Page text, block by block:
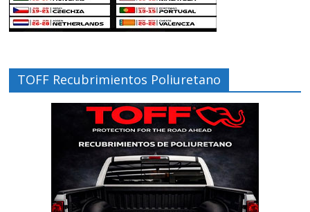
TOFF Recubrimientos Poliuretano